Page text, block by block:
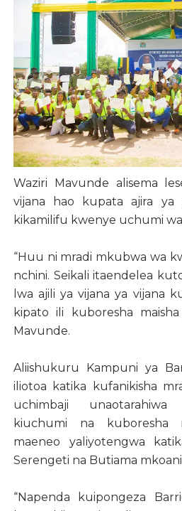
Waziri Mavunde alisema
vijana hao kupata ajira ya
kikamilifu kwenye uchumi
“Huu ni mradi mkubwa wa
nchini. Seikali itaendelea
lwa ajili ya vijana ya vijana
kipato ili kuboresha maisha
Mavunde.
Aliishukuru Kampuni ya
iliotoa katika kufanikisha
uchimbaji
kiuchumi na kuboresha
maeneo yaliyotengwa
Serengeti na Butiama mkoani
“Napenda kuipongeza